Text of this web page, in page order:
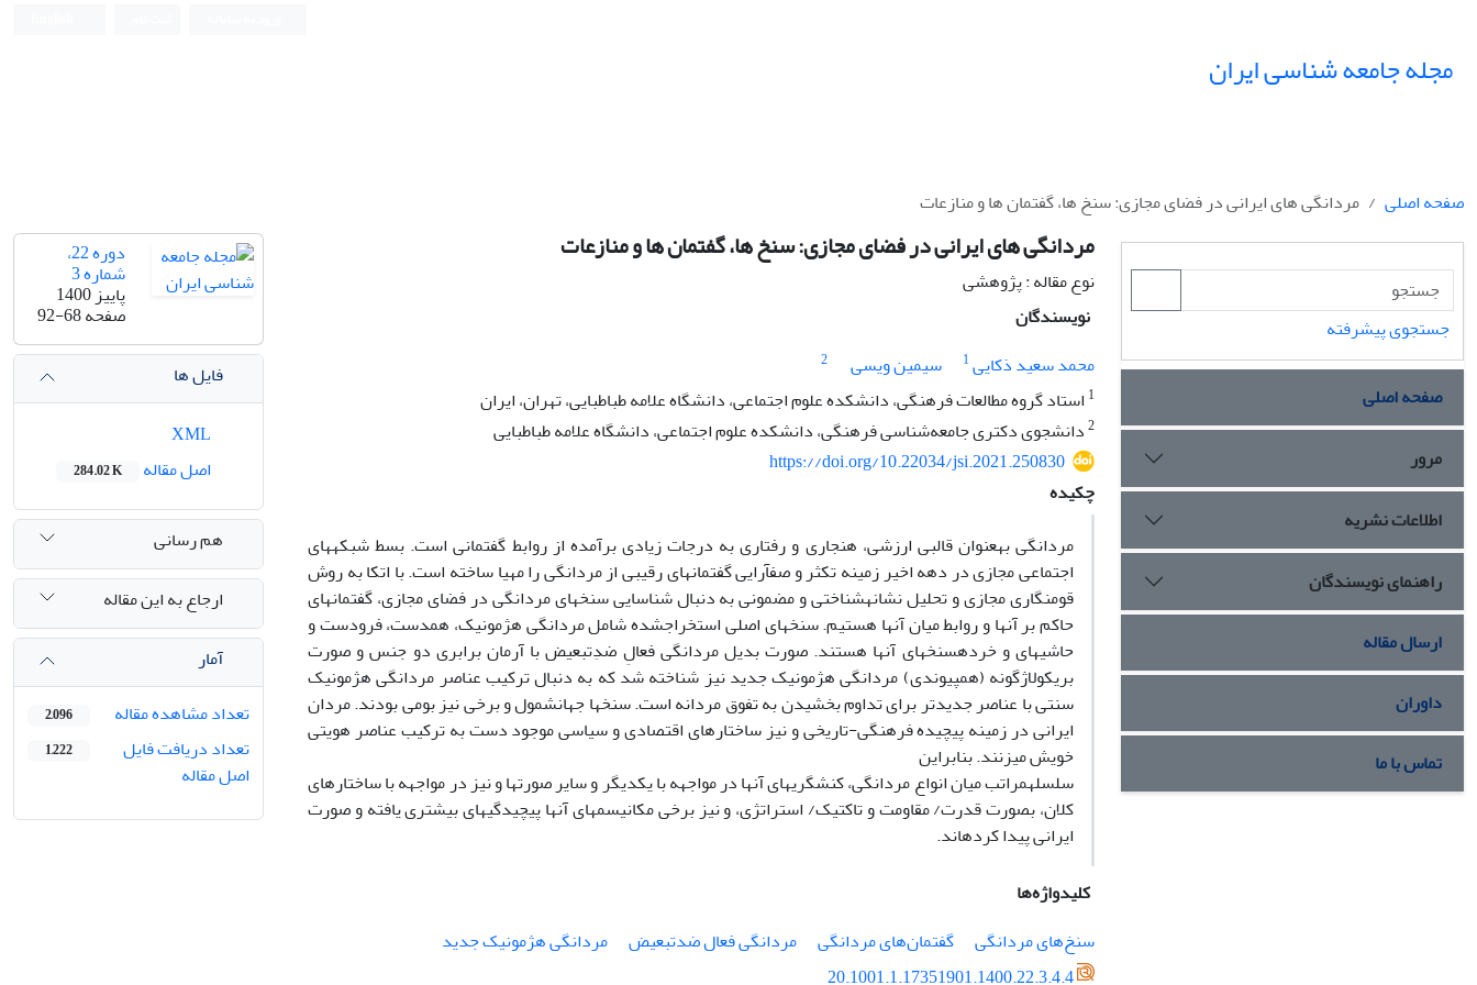
مجله جامعه شناسی ایران
صفحه اصلی مردانگی های ایرانی در فضای مجازی: سنخ ها، گفتمان ها و منازعات
مردانگی های ایرانی در فضای مجازی: سنخ ها، گفتمان ها و منازعات
نوع مقاله : پژوهشی
نویسندگان
محمد سعید ذکایی1 سیمین ویسی
2
1 استاد گروه مطالعات فرهنگی، دانشکده علوم اجتماعی، دانشگاه علامه طباطبایی، تهران، ایران
2دانشجوی دکتری جامعه‌شناسی فرهنگی، دانشکده علوم اجتماعی، دانشگاه علامه طباطبایی
https://doi.org/10.22034/jsi.2021.250830
چکیده
مردانگی به­عنوان قالبی ارزشی، هنجاری و رفتاری به درجات زیادی برآمده از روابط گفتمانی است. بسط شبکه­های
اجتماعی مجازی در دهه اخیر زمینه تکثر و صف­آرایی گفتمان­های رقیبی از مردانگی را مهیا ساخته است. با اتکا به روش
قوم­نگاری مجازی و تحلیل نشانه­شناختی و مضمونی به دنبال شناسایی سنخ­های مردانگی در فضای مجازی، گفتمان­های
حاکم بر آن­ها و روابط میان آن­ها هستیم. سنخ­های اصلی استخراج­شده شامل مردانگی هژمونیک، هم­دست، فرودست و
حاشیه­ای و خرده­سنخ­های آن­ها هستند. صورت بدیل مردانگی فعالِ ضدِ­تبعیض با آرمان برابری دو جنس و صورت
بریکولاژگونه (هم­پیوندی) مردانگی هژمونیک جدید نیز شناخته شد که به دنبال ترکیب عناصر مردانگی هژمونیک
سنتی با عناصر جدیدتر برای تداوم بخشیدن به تفوق مردانه است. سنخ­ها جهانشمول و برخی نیز بومی بودند. مردان
ایرانی در زمینه پیچیده فرهنگی-تاریخی و نیز ساختارهای اقتصادی و سیاسی موجود دست به ترکیب عناصر هویتی
خویش می­زنند. بنابراین
سلسله­مراتب میان انواع مردانگی، کنشگری­های آن­ها در مواجهه با یکدیگر و سایر صورت­ها و نیز در مواجهه با ساختارهای
کلان، بصورت قدرت/ مقاومت و تاکتیک/ استراتژی، و نیز برخی مکانیسم­های آن­ها پیچیدگی­های بیشتری یافته و صورت
ایرانی پیدا کرده­اند.
کلیدواژه‌ها
سنخ‌های مردانگی
گفتمان‌های مردانگی مردانگی فعال ضد‌تبعیض
مردانگی هژمونیک جدید
20.1001.1.17351901.1400.22.3.4.4
دوره 22،
شماره 3
پاییز 1400
صفحه92-68
فایل ها
اصل مقاله
284.02 K
هم رسانی
ارجاع به این مقاله
آمار
تعداد مشاهده مقاله
2,096
تعداد دریافت فایل
اصل مقاله
1,222
جستجوی پیشرفته
صفحه اصلی
مرور
اطلاعات نشریه
راهنمای نویسندگان
ارسال مقاله
داوران
تماس با ما